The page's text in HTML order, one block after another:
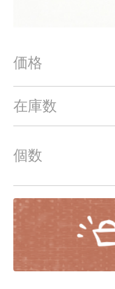
価格
在庫数
個数